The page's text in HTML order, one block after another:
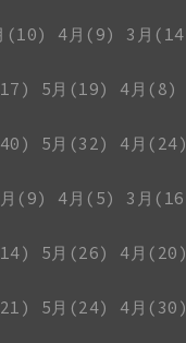
(10) 4月(9) 3月
5月(19) 4月(8)
5月(32) 4月(24)
(9) 4月(5) 3月
5月(26) 4月(20)
5月(24) 4月(30)